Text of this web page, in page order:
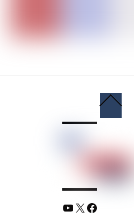
To
YouTube
X Facebook